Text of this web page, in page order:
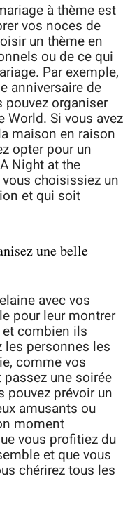
à thème est
vos noces de
un thème en
ou de ce qui
Par exemple,
anniversaire de
pouvez organiser
World. Si vous avez
maison en raison
opter pour un
Night at the
choisissiez un
et qui soit
une belle
avec vos
pour leur montrer
combien ils
personnes les
comme vos
une soirée
pouvez prévoir un
amusants ou
moment
vous profitiez du
et que vous
chérirez tous les